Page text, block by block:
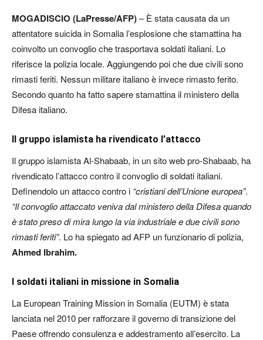
MOGADISCIO (LaPresse/AFP)– È stata causata da un
attentatore suicida in Somalia l’esplosione che stamattina ha
coinvolto un convoglio che trasportava soldati italiani. Lo
riferisce la polizia locale. Aggiungendo poi che due civili sono
rimasti feriti. Nessun militare italiano è invece rimasto ferito.
Secondo quanto ha fatto sapere stamattina il ministero della
Difesa italiano.
Il gruppo islamista ha rivendicato l’attacco
Il gruppo islamista Al-Shabaab, in un sito web pro-Shabaab, ha
rivendicato l’attacco contro il convoglio di soldati italiani.
Definendolo un attacco contro i “cristiani dell’Unione europea”.
“Il convoglio attaccato veniva dal ministero della Difesa quando
è stato preso di mira lungo la via industriale e due civili sono
rimasti feriti”. Lo ha spiegato ad AFP un funzionario di polizia,
Ahmed Ibrahim.
I soldati italiani in missione in Somalia
La European Training Mission in Somalia (EUTM) è stata
lanciata nel 2010 per rafforzare il governo di transizione del
Paese offrendo consulenza e addestramento all’esercito. La